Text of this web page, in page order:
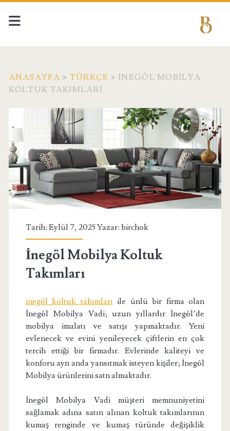
ANASAYFA > TÜRKÇE > İNEGÖL MOBILYA
KOLTUK TAKIMLARI
Tarih: Eylül 7, 2025 Yazar: birchok
İnegöl Mobilya Koltuk
Takımları
inegöl koltuk takımları ile ünlü bir firma olan
İnegöl Mobilya Vadi; uzun yıllardır İnegöl’de
mobilya imalatı ve satışı yapmaktadır. Yeni
evlenecek ve evini yenileyecek çiftlerin en çok
tercih ettiği bir firmadır. Evlerinde kaliteyi ve
konforu ayn anda yansıtmak isteyen kişiler; İnegöl
Mobilya ürünlerini satn almaktadır.
İnegöl Mobilya Vadi müşteri memnuniyetini
sağlamak adına satın alınan koltuk takımlarının
kumaş renginde ve kumaş türünde değişiklik